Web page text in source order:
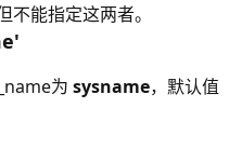
不能指定这两者。
'
为 sysname，默认值